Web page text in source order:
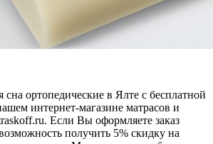
ортопедические в Ялте с бесплатной
интернет-магазине матрасов и
Если Вы оформляете заказ
получить 5% скидку на